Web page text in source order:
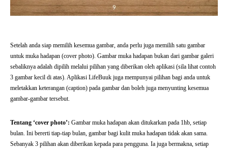
Setelah anda siap memilih kesemua gambar, anda perlu juga memilih satu gambar
untuk muka hadapan (cover photo). Gambar muka hadapan bukan dari gambar galeri
sebaliknya adalah dipilih melalui pilihan yang diberikan oleh aplikasi (sila lihat contoh
3 gambar kecil di atas). Aplikasi LifeBuuk juga mempunyai pilihan bagi anda untuk
meletakkan keterangan (caption) pada gambar dan boleh juga menyunting kesemua
gambar-gambar tersebut.
Tentang ‘cover photo’: Gambar muka hadapan akan ditukarkan pada 1hb, setiap
bulan. Ini bererti tiap-tiap bulan, gambar bagi kulit muka hadapan tidak akan sama.
Sebanyak 3 pilihan akan diberikan kepada para pengguna. Ia juga bermakna, setiap